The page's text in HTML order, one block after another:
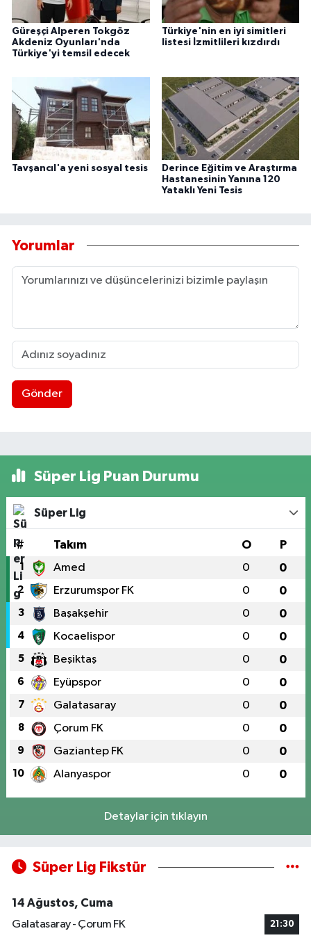
Güreşçi Alperen Tokgöz
Akdeniz Oyunları'nda
Türkiye'yi temsil edecek
Türkiye'nin en iyi simitleri
listesi İzmitlileri kızdırdı
Tavşancıl'a yeni sosyal tesis
Derince Eğitim ve Araştırma
Hastanesinin Yanına 120
Yataklı Yeni Tesis
Yorumlar
Gönder
Süper Lig Puan Durumu
Süper Lig
# Takım O P
1 Amed 0 0
2 Erzurumspor FK 0 0
3 Başakşehir 0 0
4 Kocaelispor 0 0
5 Beşiktaş 0 0
6 Eyüpspor 0 0
7 Galatasaray 0 0
8 Çorum FK 0 0
9 Gaziantep FK 0 0
10 Alanyaspor 0 0
Detaylar için tıklayın
Süper Lig Fikstür
14 Ağustos, Cuma
Galatasaray - Çorum FK
21:30